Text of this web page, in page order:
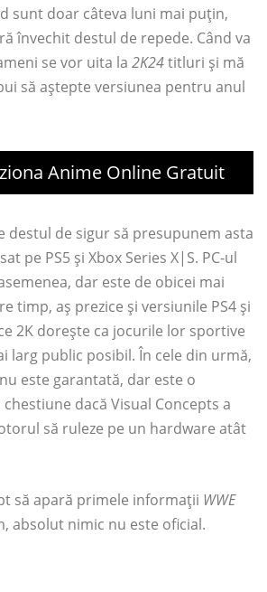
sunt doar câteva luni mai puțin,
învechit destul de repede. Când va
se vor uita la 2K24titluri și mă
să aștepte versiunea pentru anul
Anime Online Gratuit
destul de sigur să presupunem asta
pe PS5 și Xbox Series X|S. PC-ul
dar este de obicei mai
timp, aș prezice și versiunile PS4 și
2K dorește ca jocurile lor sportive
larg public posibil. În cele din urmă,
este garantată, dar este o
dacă Visual Concepts a
să ruleze pe un hardware atât
să apară primele informații WWE
absolut nimic nu este oficial.